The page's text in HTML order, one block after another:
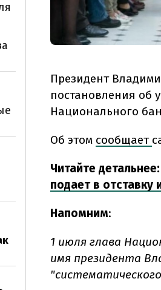
Президент
постановления об
Национального
Об этом сообщает
Читайте детальнее:
подает в отставку
Напомним:
1 июля глава
имя президента